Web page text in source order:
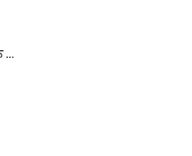
...